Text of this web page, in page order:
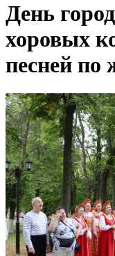
День
хоровых
песней по